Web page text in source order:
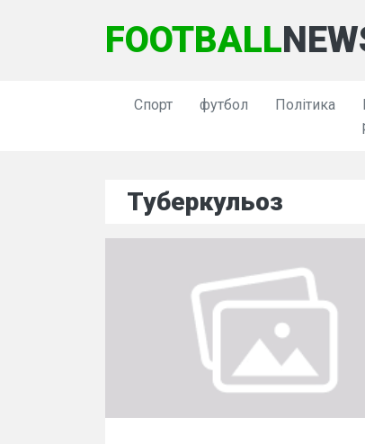
FOOTBALL
Спорт футбол Політика
Туберкульоз